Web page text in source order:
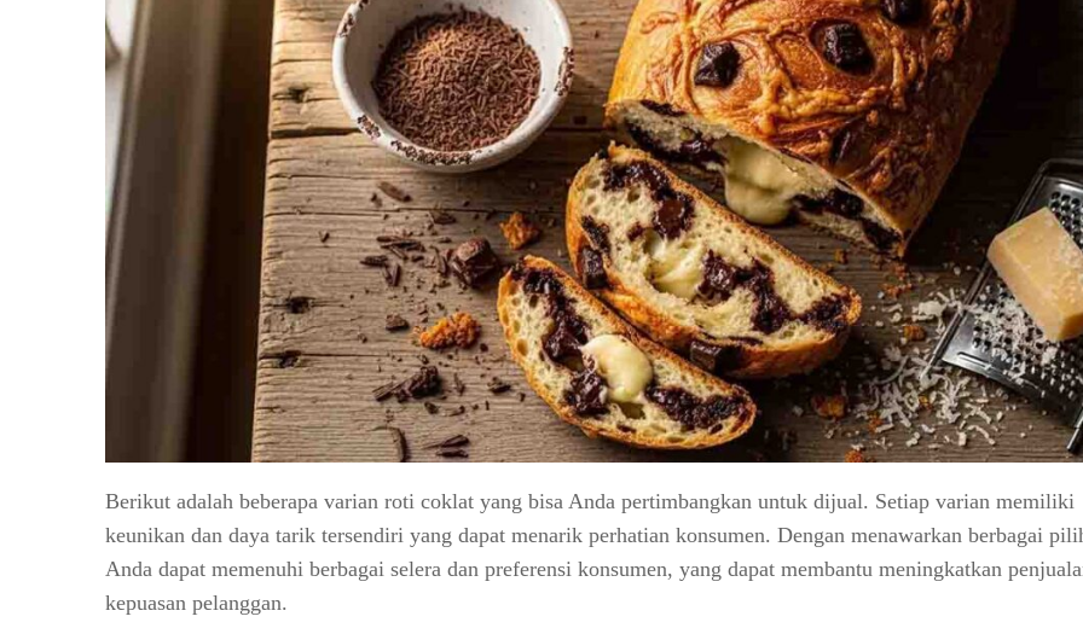
Berikut adalah beberapa varian roti coklat yang bisa Anda pertimbangkan untuk dijual. Setiap varian memiliki
keunikan dan daya tarik tersendiri yang dapat menarik perhatian konsumen. Dengan menawarkan berbagai
Anda dapat memenuhi berbagai selera dan preferensi konsumen, yang dapat membantu meningkatkan
kepuasan pelanggan.